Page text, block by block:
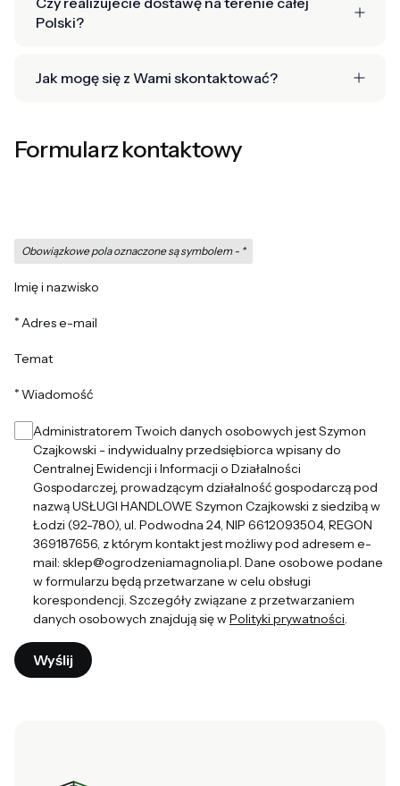
Polski?
Jak mogę się z Wami skontaktować?
Formularz kontaktowy
Obowiązkowe pola oznaczone są symbolem - *
Imię i nazwisko
*Adres e-mail
Temat
*Wiadomość
Administratorem Twoich danych osobowych jest Szymon
Czajkowski - indywidualny przedsiębiorca wpisany do
Centralnej Ewidencji i Informacji o Działalności
Gospodarczej, prowadzącym działalność gospodarczą pod
nazwą USŁUGI HANDLOWE Szymon Czajkowski z siedzibą w
Łodzi (92-780), ul. Podwodna 24, NIP 6612093504, REGON
369187656, z którym kontakt jest możliwy pod adresem e-
mail: sklep@ogrodzeniamagnolia.pl. Dane osobowe podane
w formularzu będą przetwarzane w celu obsługi
korespondencji. Szczegóły związane z przetwarzaniem
danych osobowych znajdują się wPolityki prywatności.
Wyślij